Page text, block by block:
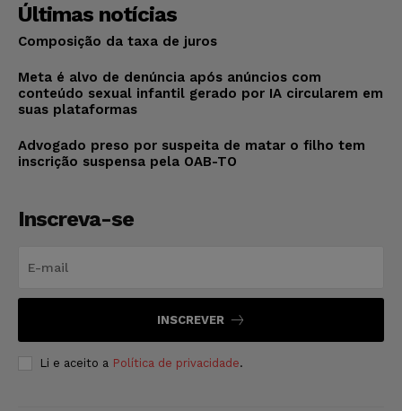
Últimas notícias
Composição da taxa de juros
Meta é alvo de denúncia após anúncios com
conteúdo sexual infantil gerado por IA circularem em
suas plataformas
Advogado preso por suspeita de matar o filho tem
inscrição suspensa pela OAB-TO
Inscreva-se
INSCREVER
Li e aceito a Política de privacidade.